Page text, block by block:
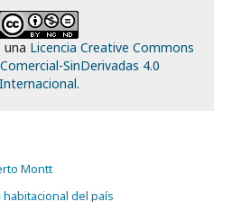
una Licencia Creative Commons
SinDerivadas 4.0
Internacional.
Montt
del país